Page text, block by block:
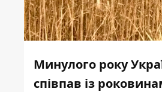
Минулого року
співпав із